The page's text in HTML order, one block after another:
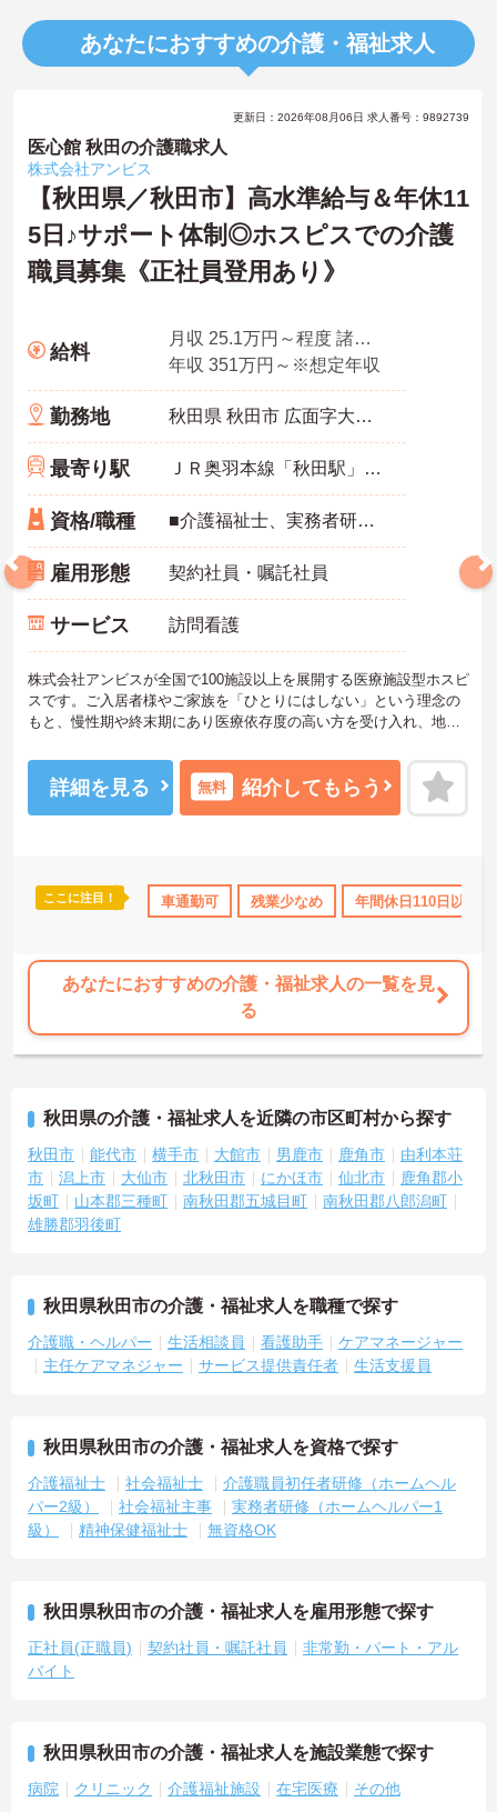
あなたにおすすめの介護・福祉求人
格OK 年間休日110日以上 産休･育休･介護休暇取得実績あり
更新日：2026年08月06日 求人番号：9892739
医心館 秋田の介護職求人
株式会社アンビス
【秋田県／秋田市】高水準給与＆年休11
5日♪サポート体制◎ホスピスでの介護
職員募集《正社員登用あり》
給料
月収 25.1万円～程度 諸手当込・夜勤4回/月想定
年収 351万円～※想定年収
勤務地 秋田県 秋田市 広面字大巻59
最寄り駅 ＪＲ奥羽本線「秋田駅」バス・車4分
資格/職種 ■介護福祉士、実務者研修、初任者研修 いずれか ※特養、老健、病院、有老などの実務経験1年以上ある方 ※身体介護の経験年以上ある方、機械浴の使用の経験のある方歓迎
雇用形態 契約社員・嘱託社員
サービス 訪問看護
株式会社アンビスが全国で100施設以上を展開する医療施設型ホスピ
スです。ご入居者様やご家族を「ひとりにはしない」という理念の
もと、慢性期や終末期にあり医療依存度の高い方を受け入れ、地域
護師が24時間常駐しています。急変時の対応や医療行為は看護師が
担当するため、初任者研修や実務者研修の方も食事介助や入浴介助
などの生活を支えるケアに専念できる環境です。多職種で情報を共
です。常勤スタッフの比率が90パーセントを超えているため急な勤
務変更が発生しにくく、あらかじめ決められた訪問予定表に沿って
ており、多職種と連携しながら専門性を着実に深めていける環境が
用意されています。
★おすすめPOINT★
＜個別ＯＪＴとチーム連携で着実に成長！＞
・施設内には看護師が24時間常駐しており、急変時の対応や専門的
な医療処置は看護師が担当するため負担が減ります
・介護スタッフと看護スタッフの比率が1対1で相談しやすく、初任
者研修や実務者研修からでも着実に専門性を高められます
＜残業月7時間以下で身体の負担を軽減！＞
・常勤で働くスタッフの比率が90パーセント以上と高く、急なシフ
・夜勤明けの翌日は原則としてお休みとなるシフト編成が組まれて
おり、しっかりと休息を取りながら長期的な就業が可能です
＜評価制度でキャリアアップ＞
・介護福祉士や初任者研修などの資格や実務経験、夜勤回数がしっ
例も多数あり、腰を据えて長期的なキャリア形成が可能です
詳細を見る 無料 紹介してもらう
ここに注目！ 車通勤可 残業少なめ 年間休日110日以上
あなたにおすすめの介護・福祉求人の一覧を見
る
秋田県の介護・福祉求人を近隣の市区町村から探す
秋田市 能代市 横手市 大館市 男鹿市 鹿角市
由利本荘
市
潟上市 大仙市 北秋田市 にかほ市 仙北市
鹿角郡小
坂町
山本郡三種町 南秋田郡五城目町
南秋田郡八郎潟町
雄勝郡羽後町
秋田県秋田市の介護・福祉求人を職種で探す
介護職・ヘルパー 生活相談員 看護助手
ケアマネージャー
主任ケアマネジャー
サービス提供責任者 生活支援員
秋田県秋田市の介護・福祉求人を資格で探す
介護福祉士 社会福祉士
介護職員初任者研修（ホームヘル
パー2級）
社会福祉主事
実務者研修（ホームヘルパー1
級）
精神保健福祉士 無資格OK
秋田県秋田市の介護・福祉求人を雇用形態で探す
正社員(正職員) 契約社員・嘱託社員
非常勤・パート・アル
バイト
秋田県秋田市の介護・福祉求人を施設業態で探す
病院 クリニック 介護福祉施設 在宅医療 その他